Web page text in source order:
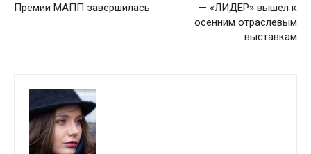
Премии МАПП завершилась
— «ЛИДЕР» вышел к
осенним отраслевым
выставкам